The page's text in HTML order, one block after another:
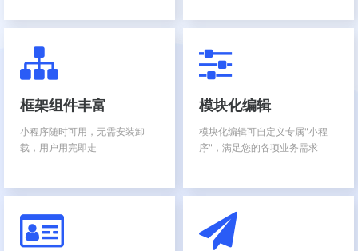
框架组件丰富
小程序随时可用，无需安装卸
载，用户用完即走
模块化编辑
模块化编辑可自定义专属"小程
序"，满足您的各项业务需求